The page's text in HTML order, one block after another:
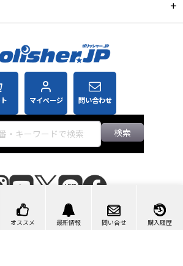
オススメ 最新情報 問い合せ 購入履歴
マイページ 問い合わせ
検索
2026 ポリッシャー.JP™